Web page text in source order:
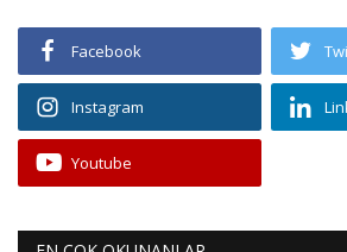
Facebook
Instagram
Youtube